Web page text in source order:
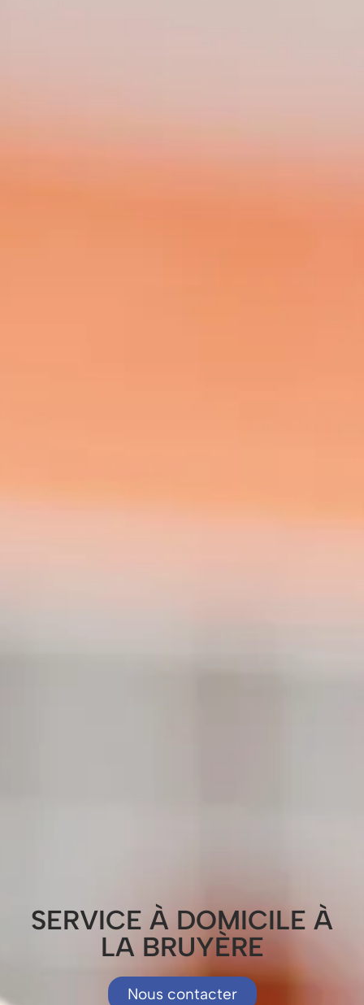
SERVICE À DOMICILE À
LA BRUYÈRE
Nous contacter